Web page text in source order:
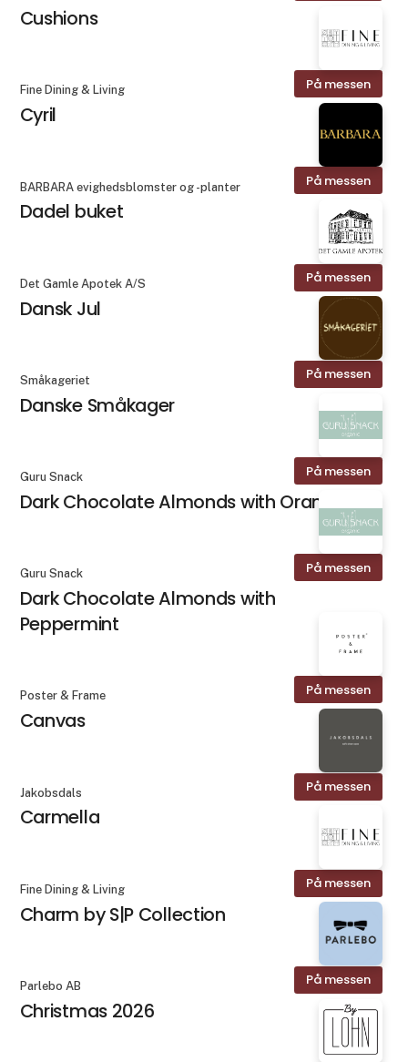
Cushions
På messen
Fine Dining & Living
Cyril
På messen
BARBARA evighedsblomster og -planter
Dadel buket
På messen
Det Gamle Apotek A/S
Dansk Jul
På messen
Småkageriet
Danske Småkager
På messen
Guru Snack
Dark Chocolate Almonds with Orange
På messen
Guru Snack
Dark Chocolate Almonds with
Peppermint
På messen
Poster & Frame
Canvas
På messen
Jakobsdals
Carmella
På messen
Fine Dining & Living
Charm by S|P Collection
På messen
Parlebo AB
Christmas 2026